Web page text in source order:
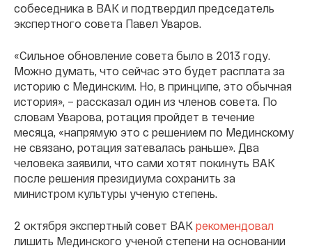
собеседника в ВАК и подтвердил председатель
экспертного совета Павел Уваров.
«Сильное обновление совета было в 2013 году.
Можно думать, что сейчас это будет расплата за
историю с Мединским. Но, в принципе, это обычная
история», – рассказал один из членов совета. По
словам Уварова, ротация пройдет в течение
месяца, «напрямую это с решением по Мединскому
не связано, ротация затевалась раньше». Два
человека заявили, что сами хотят покинуть ВАК
после решения президиума сохранить за
министром культуры ученую степень.
2 октября экспертный совет ВАК рекомендовал
лишить Мединского ученой степени на основании